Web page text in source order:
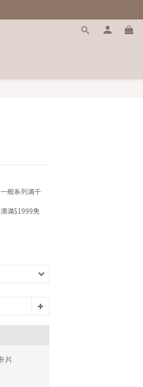
般系列滿千
滿$1999免
片